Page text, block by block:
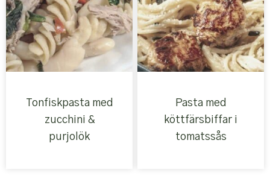
Tonfiskpasta med
zucchini &
purjolök
Pasta med
köttfärsbiffar i
tomatssås